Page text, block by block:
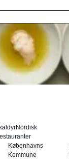
Nordisk
Københavns
Kommune